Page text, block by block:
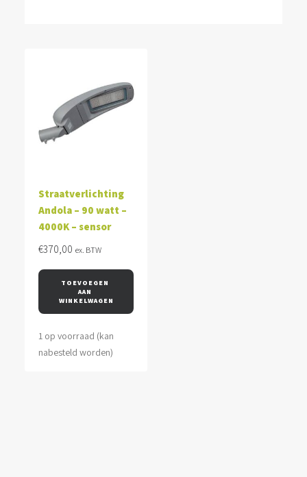
Straatverlichting
Andola – 90 watt –
4000K – sensor
€370,00 ex. BTW
TOEVOEGEN
AAN
WINKELWAGEN
1 op voorraad (kan
nabesteld worden)